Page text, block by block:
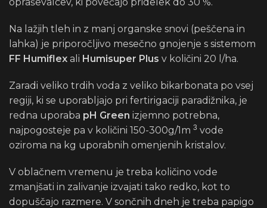
Na lažjih tleh in z manj organske snovi (peščena in
lahka) je priporočljivo mesečno gnojenje s sistemom
FF Humiflex ali Humisuper Plus v količini 20 l/ha.
Zaradi veliko trdih voda z veliko bikarbonata po vsej
regiji, ki se uporabljajo pri fertirigaciji paradižnika, je
redna uporaba pH Green izjemno potrebna,
najpogosteje pa v količini 150-300g/1m 3 vode
oziroma na kg uporabnih omenjenih kristalov.
V oblačnem vremenu je treba količino vode
zmanjšati in zalivanje izvajati tako redko, kot to
dopuščajo razmere. V sončnih dneh je treba papigo